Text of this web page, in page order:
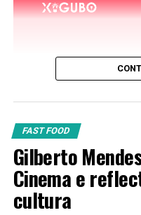
FAST FOOD
Gilberto
Cinema e
cultura